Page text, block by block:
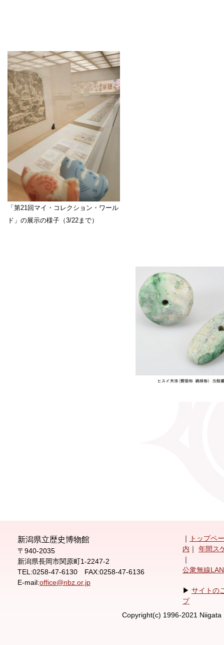
「第21回マイ・コレクション・ワール
ド」の展示の様子（3/22まで）
新潟県立歴史博物館
〒940-2035
新潟県長岡市関原町1-2247-2
TEL:0258-47-6130 FAX:0258-47-6136
E-mail:office@nbz.or.jp
トップペ
内
年間ス
公衆無線
▶ サイトの
プ
Copyright(c) 1996-2021